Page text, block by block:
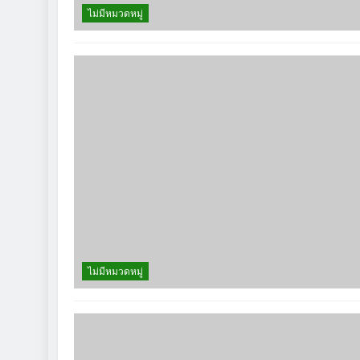
ไม่มีหมวดหมู่
ไม่มีหมวดหมู่